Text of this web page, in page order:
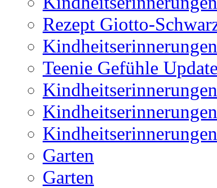
Rezept Giotto-
Kindheitserinnerungen
Teenie Gefühle
Kindheitserinnerungen
Kindheitserinnerungen
Kindheitserinnerungen
Garten
Garten